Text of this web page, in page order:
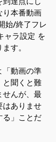
り本番動画
始/終了フレ
ャラ設定 を
す。
「動画の準
と聞くと難
せんが、最
はありませ
る」ことだ